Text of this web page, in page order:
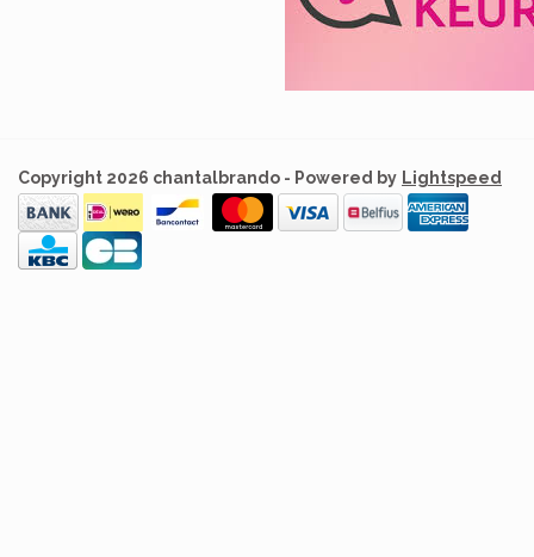
Copyright 2026 chantalbrando - Powered by Lightspeed